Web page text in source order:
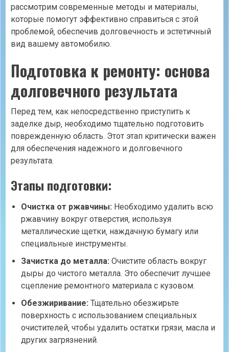
рассмотрим современные методы и материалы‚
которые помогут эффективно справиться с этой
проблемой‚ обеспечив долговечность и эстетичный
вид вашему автомобилю.
Подготовка к ремонту: основа
долговечного результата
Перед тем‚ как непосредственно приступить к
заделке дыр‚ необходимо тщательно подготовить
поврежденную область. Этот этап критически важен
для обеспечения надежного и долговечного
результата.
Этапы подготовки:
Очистка от ржавчины: Необходимо удалить всю
ржавчину вокруг отверстия‚ используя
металлические щетки‚ наждачную бумагу или
специальные инструменты.
Зачистка до металла: Очистите область вокруг
дыры до чистого металла. Это обеспечит лучшее
сцепление ремонтного материала с кузовом.
Обезжиривание: Тщательно обезжирьте
поверхность с использованием специальных
очистителей‚ чтобы удалить остатки грязи‚ масла и
других загрязнений.